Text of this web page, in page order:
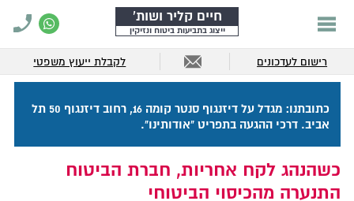
חיים קליר ושות'
ייצוג בתביעות ביטוח ונזיקין
רישום לעדכונים לקבלת ייעוץ משפטי
כתובתנו: מגדל על דיזנגוף סנטר קומה 16, רחוב דיזנגוף 50 תל
אביב. דרכי ההגעה בתפריט "אודותינו".
כשהנהג לקח אחריות, חברת הביטוח
התנערה מהכיסוי הביטוחי